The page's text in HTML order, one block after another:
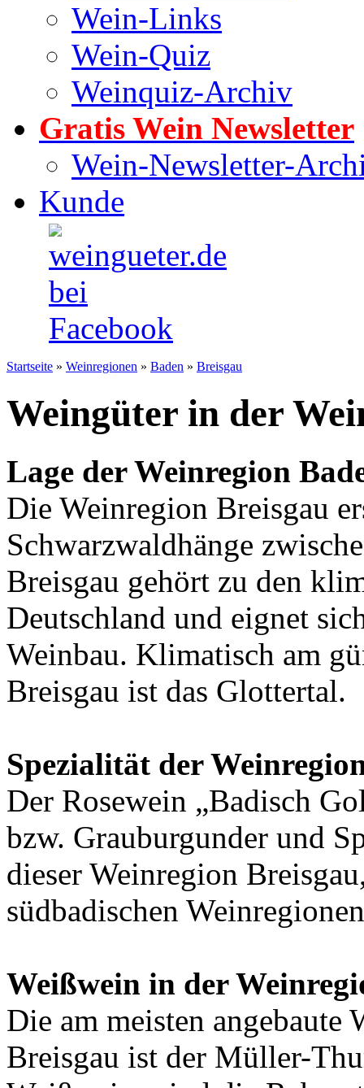
Wein-Links
Wein-Quiz
Weinquiz-Archiv
Gratis Wein Newsletter
Wein-Newsletter-
Kunde
Startseite » Weinregionen » Baden » Breisgau
Weingüter in der
Lage der Weinregion
Die Weinregion Breisgau
Schwarzwaldhänge
Breisgau gehört zu den
Deutschland und eignet
Weinbau. Klimatisch am
Breisgau ist das Glottertal.
Spezialität der
Der Rosewein „Badisch
bzw. Grauburgunder und
dieser Weinregion
südbadischen
Weißwein in der
Die am meisten angebaute
Breisgau ist der Müller-